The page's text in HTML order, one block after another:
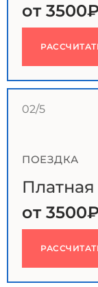
от
02/5
ПОЕЗДКА
от